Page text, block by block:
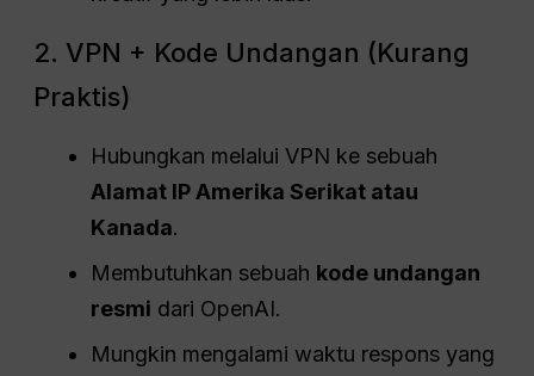
2. VPN + Kode Undangan (Kurang
Praktis)
Hubungkan melalui VPN ke sebuah
Alamat IP Amerika Serikat atau
Kanada.
Membutuhkan sebuah kode undangan
resmi dari OpenAI.
Mungkin mengalami waktu respons yang